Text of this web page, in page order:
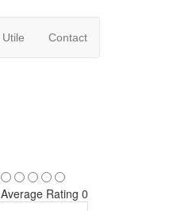
Utile Contact
Average Rating 0